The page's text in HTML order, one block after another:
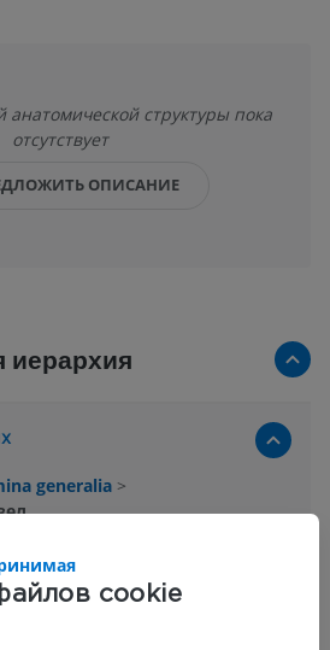
анатомической структуры пока
отсутствует
ОПИСАНИЕ
иерархия
generalia >
Нет анатомических терминов,
тела cookie